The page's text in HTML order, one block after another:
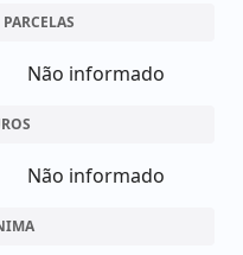
Não informado
Não informado